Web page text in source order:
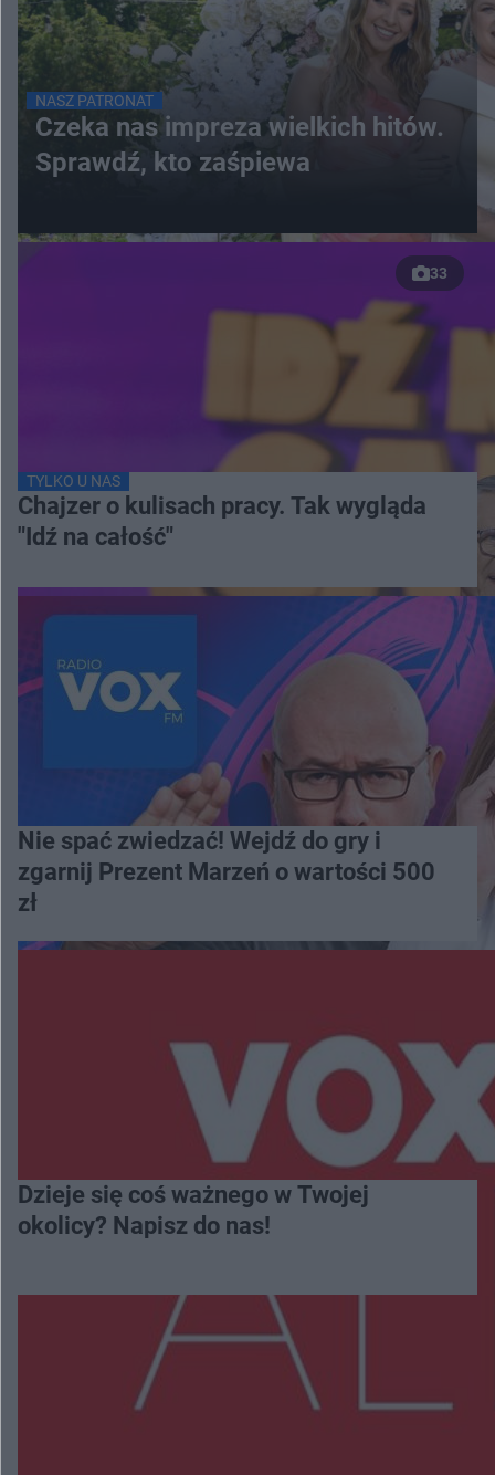
NASZ PATRONAT
Czeka nas impreza wielkich hitów.
Sprawdź, kto zaśpiewa
33
TYLKO U NAS
Chajzer o kulisach pracy. Tak wygląda
"Idź na całość"
Nie spać zwiedzać! Wejdź do gry i
zgarnij Prezent Marzeń o wartości 500
zł
Dzieje się coś ważnego w Twojej
okolicy? Napisz do nas!
Więcej